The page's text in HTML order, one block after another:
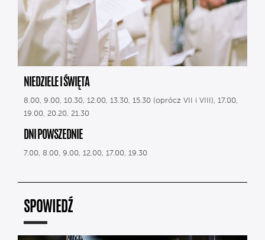
NIEDZIELE I ŚWIĘTA
8.00, 9.00, 10.30, 12.00, 13.30, 15.30 (oprócz VII i VIII), 17.00,
19.00, 20.20, 21.30
DNI POWSZEDNIE
7.00, 8.00, 9.00, 12.00, 17.00, 19.30
SPOWIEDŹ